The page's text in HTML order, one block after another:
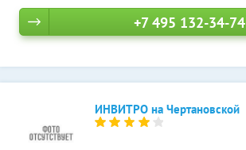
+7 495 132-34-74
ИНВИТРО на Чертановской